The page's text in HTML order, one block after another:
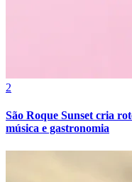
2
São Roque Sunset cria
música e gastronomia